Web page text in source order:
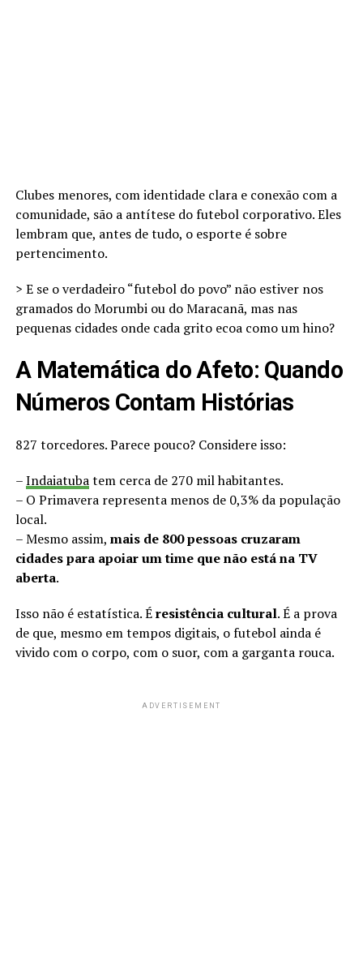
Clubes menores, com identidade clara e conexão com a
comunidade, são a antítese do futebol corporativo. Eles
lembram que, antes de tudo, o esporte é sobre
pertencimento.
> E se o verdadeiro “futebol do povo” não estiver nos
gramados do Morumbi ou do Maracanã, mas nas
pequenas cidades onde cada grito ecoa como um hino?
A Matemática do Afeto: Quando
Números Contam Histórias
827 torcedores. Parece pouco? Considere isso:
–Indaiatubatem cerca de 270 mil habitantes.
– O Primavera representa menos de 0,3% da população
local.
– Mesmo assim, mais de 800 pessoas cruzaram
cidades para apoiar um time que não está na TV
aberta.
Isso não é estatística. Éresistência cultural. É a prova
de que, mesmo em tempos digitais, o futebol ainda é
vivido com o corpo, com o suor, com a garganta rouca.
ADVERTISEMENT